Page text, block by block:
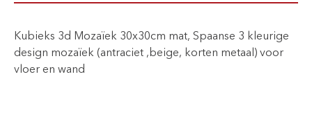
Kubieks 3d Mozaïek 30x30cm mat, Spaanse 3 kleurige
design mozaïek (antraciet ,beige, korten metaal) voor
vloer en wand